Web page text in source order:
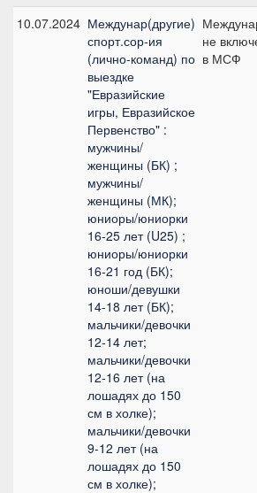
10.07.2024 Междунар(другие)
спорт.сор-ия
(лично-команд) по
выездке
"Евразийские
игры, Евразийское
Первенство" :
мужчины/
женщины (БК) ;
мужчины/
женщины (МК);
юниоры/юниорки
16-25 лет (U25) ;
юниоры/юниорки
16-21 год (БК);
юноши/девушки
14-18 лет (БК);
мальчики/девочки
12-14 лет;
мальчики/девочки
12-16 лет (на
лошадях до 150
см в холке);
мальчики/девочки
9-12 лет (на
лошадях до 150
см в холке);
не
в МСФ